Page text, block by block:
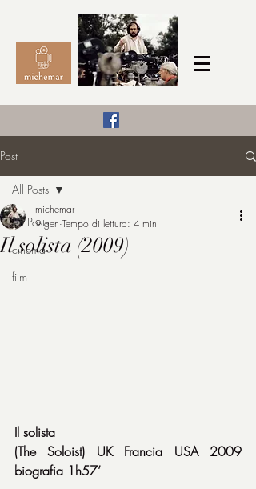
michemar
Post
All Posts
cinema
film
All Posts
Il solista (2009)
michemar
9 gen Tempo di lettura: 4 min
Il solista
(The Soloist) UK Francia USA 2009
biografia 1h57’